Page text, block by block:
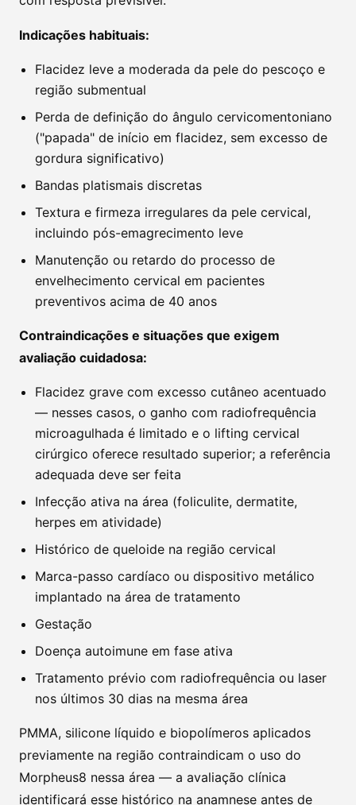
Indicações habituais:
Flacidez leve a moderada da pele do pescoço e
região submentual
Perda de definição do ângulo cervicomentoniano
("papada" de início em flacidez, sem excesso de
gordura significativo)
Bandas platismais discretas
Textura e firmeza irregulares da pele cervical,
incluindo pós-emagrecimento leve
Manutenção ou retardo do processo de
envelhecimento cervical em pacientes
preventivos acima de 40 anos
Contraindicações e situações que exigem
avaliação cuidadosa:
Flacidez grave com excesso cutâneo acentuado
— nesses casos, o ganho com radiofrequência
microagulhada é limitado e o lifting cervical
cirúrgico oferece resultado superior; a referência
adequada deve ser feita
Infecção ativa na área (foliculite, dermatite,
herpes em atividade)
Histórico de queloide na região cervical
Marca-passo cardíaco ou dispositivo metálico
implantado na área de tratamento
Gestação
Doença autoimune em fase ativa
Tratamento prévio com radiofrequência ou laser
nos últimos 30 dias na mesma área
PMMA, silicone líquido e biopolímeros aplicados
previamente na região contraindicam o uso do
Morpheus8 nessa área — a avaliação clínica
identificará esse histórico na anamnese antes de